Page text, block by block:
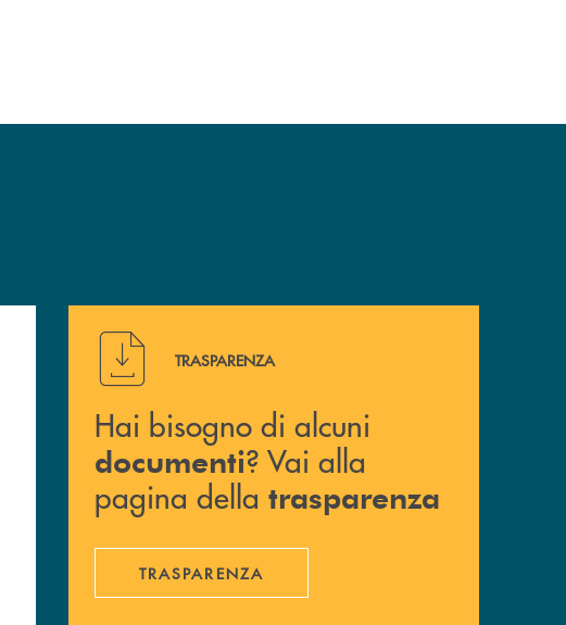
Hai bisogno di alcuni documenti ? Vai alla pagina della
TRASPARENZA
Hai bisogno di alcuni
documenti? Vai alla
pagina della trasparenza
TRASPARENZA